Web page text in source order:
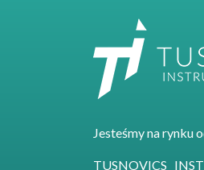
Jesteśmy na rynku
TUSNOVICS